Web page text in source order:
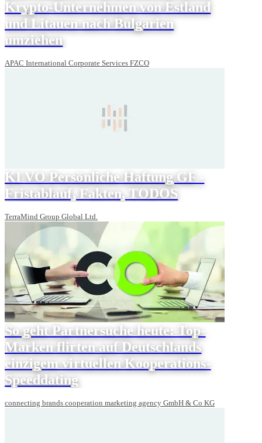
Krypto-Unternehmen von Estland
und Litauen nach Bulgarien
umziehen
APAC International Corporate Services FZCO
KI VO Persönliche Haftung GF -
Fristablauf, Fakten, TODOS
TerraMind Group Global Ltd.
So geht Partnersuche heute: Top-
Marken flirten auf Deutschlands
einzigem virtuellen Kooperations-
Speeddating
connecting brands cooperation marketing agency GmbH & Co KG